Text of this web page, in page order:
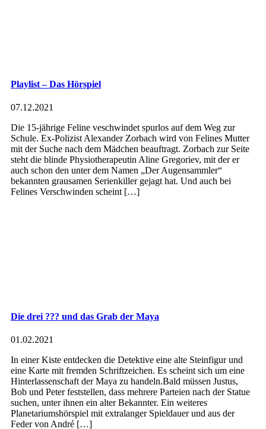
Playlist – Das Hörspiel
07.12.2021
Die 15-jährige Feline veschwindet spurlos auf dem Weg zur
Schule. Ex-Polizist Alexander Zorbach wird von Felines Mutter
mit der Suche nach dem Mädchen beauftragt. Zorbach zur Seite
steht die blinde Physiotherapeutin Aline Gregoriev, mit der er
auch schon den unter dem Namen „Der Augensammler“
bekannten grausamen Serienkiller gejagt hat. Und auch bei
Felines Verschwinden scheint […]
Die drei ??? und das Grab der Maya
01.02.2021
In einer Kiste entdecken die Detektive eine alte Steinfigur und
eine Karte mit fremden Schriftzeichen. Es scheint sich um eine
Hinterlassenschaft der Maya zu handeln.Bald müssen Justus,
Bob und Peter feststellen, dass mehrere Parteien nach der Statue
suchen, unter ihnen ein alter Bekannter. Ein weiteres
Planetariumshörspiel mit extralanger Spieldauer und aus der
Feder von André […]